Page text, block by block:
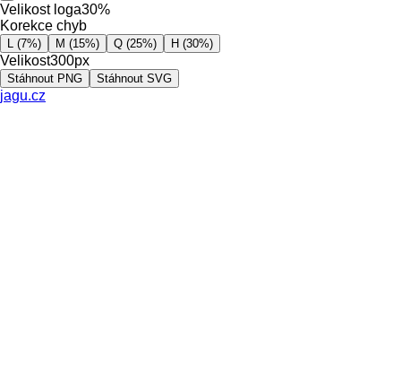
Velikost loga30%
Korekce chyb
L (7%) M (15%) Q (25%) H (30%)
Velikost300px
Stáhnout PNG Stáhnout SVG
jagu.cz